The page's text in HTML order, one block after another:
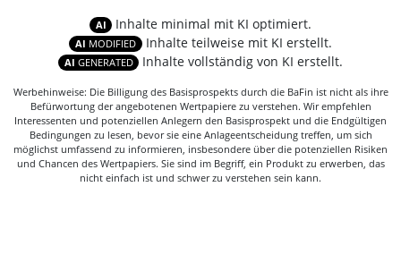
AI Inhalte minimal mit KI optimiert.
AI MODIFIED Inhalte teilweise mit KI erstellt.
AI GENERATED Inhalte vollständig von KI erstellt.
Werbehinweise: Die Billigung des Basisprospekts durch die BaFin ist nicht als ihre
Befürwortung der angebotenen Wertpapiere zu verstehen. Wir empfehlen
Interessenten und potenziellen Anlegern den Basisprospekt und die Endgültigen
Bedingungen zu lesen, bevor sie eine Anlageentscheidung treffen, um sich
möglichst umfassend zu informieren, insbesondere über die potenziellen Risiken
und Chancen des Wertpapiers. Sie sind im Begriff, ein Produkt zu erwerben, das
nicht einfach ist und schwer zu verstehen sein kann.